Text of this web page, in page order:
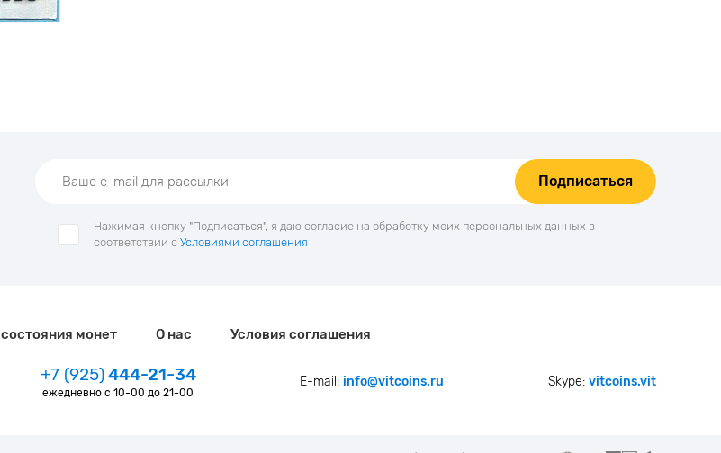
Подписаться
Нажимая кнопку "Подписаться", я даю согласие на обработку моих персональных данных в
соответствии с Условиями соглашения
монет О нас Условия соглашения
+7 (925)444-21-34
ежедневно с 10-00 до 21-00
E-mail:info@vitcoins.ru Skype: vitcoins.vit